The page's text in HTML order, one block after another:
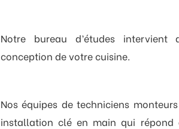
Notre bureau d’études
conception de votre cuisine.
Nos équipes de techniciens
installation clé en main qui répond